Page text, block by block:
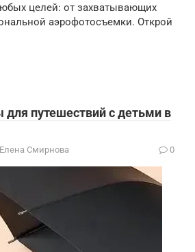
целей: от захватывающих
аэрофотосъемки. Открой
путешествий с детьми в
Елена Смирнова 0